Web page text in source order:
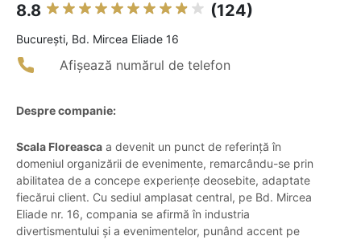
8.8 (124)
Bucureşti, Bd. Mircea Eliade 16
Afișează numărul de telefon
Despre companie:
Scala Floreasca a devenit un punct de referință în
domeniul organizării de evenimente, remarcându-se prin
abilitatea de a concepe experiențe deosebite, adaptate
fiecărui client. Cu sediul amplasat central, pe Bd. Mircea
Eliade nr. 16, compania se afirmă în industria
divertismentului și a evenimentelor, punând accent pe